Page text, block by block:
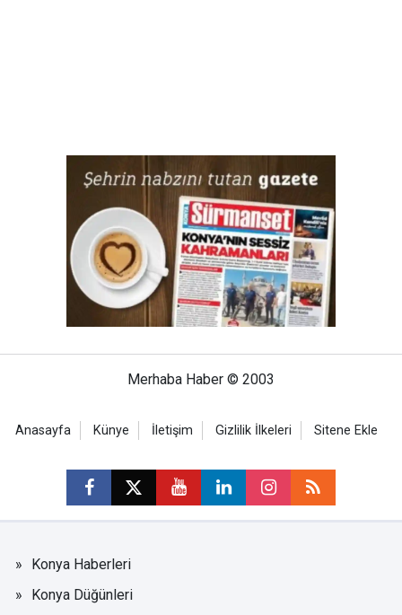
Merhaba Haber © 2003
Anasayfa Künye İletişim Gizlilik İlkeleri Sitene Ekle
Konya Haberleri
Konya Düğünleri